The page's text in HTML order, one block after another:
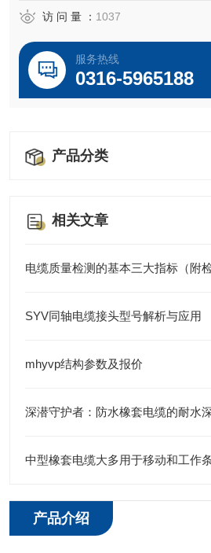
访 问 量 ： 1037
服务热线
0316-5965188
产品分类
相关文章
电缆质量检测的基本三大指标（附
SYV同轴电缆接头型号解析与应用
mhyvp结构参数及报价
深潜守护者：防水橡套电缆的耐水
中型橡套电缆大多用于移动和工作
产品介绍